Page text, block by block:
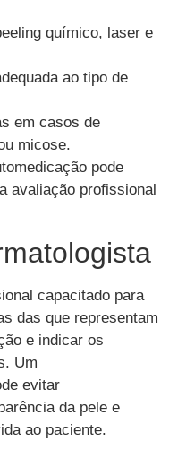
químico, laser e
ao tipo de
em casos de
micose.
pode
avaliação profissional
capacitado para
das que representam
e indicar os
Um
evitar
da pele e
ao paciente.